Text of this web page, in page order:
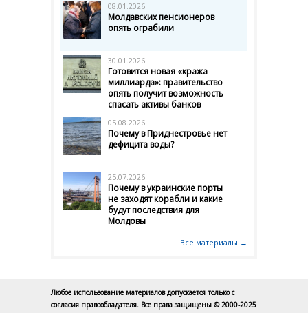
08.01.2026
Молдавских пенсионеров
опять ограбили
30.01.2026
Готовится новая «кража
миллиарда»: правительство
опять получит возможность
спасать активы банков
05.08.2026
Почему в Приднестровье нет
дефицита воды?
25.07.2026
Почему в украинские порты
не заходят корабли и какие
будут последствия для
Молдовы
Все материалы →
Любое использование материалов допускается только с
согласия правообладателя. Все права защищены © 2000-2025